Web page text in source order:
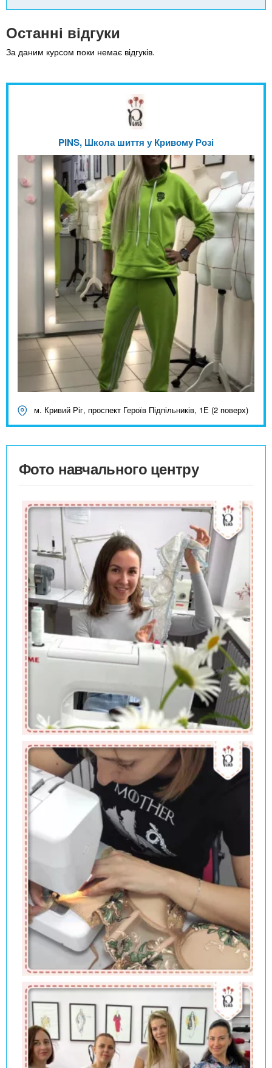
Останні відгуки
За даним курсом поки немає відгуків.
PINS, Школа шиття у Кривому Розі
м. Кривий Ріг, проспект Героїв Підпільників, 1Е (2 поверх)
Фото навчального центру